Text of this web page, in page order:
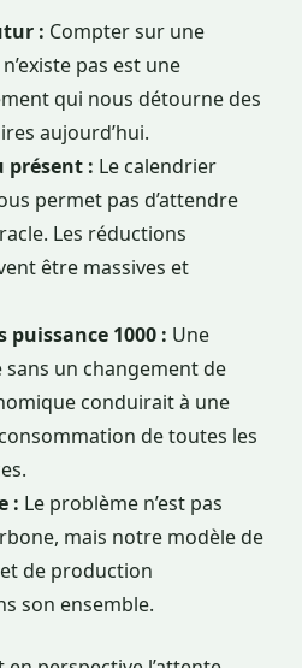
: Compter sur une
pas est une
qui nous détourne des
aujourd’hui.
présent : Le calendrier
permet pas d’attendre
Les réductions
être massives et
puissance 1000 : Une
un changement de
conduirait à une
de toutes les
: Le problème n’est pas
mais notre modèle de
de production
son ensemble.